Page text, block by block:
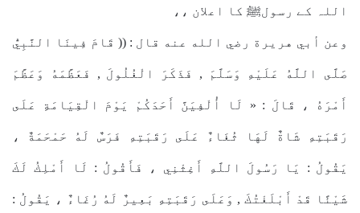
اللہ کے رسولﷺ کا اعلان ،،
وعن أبي هريرة رضي الله عنه قال : (( قَامَ فِينَا النَّبِيُّ
صَلَّى اللَّهُ عَلَيْهِ وَسَلَّمَ , فَذَكَرَ الْغُلُولَ , فَعَظَّمَهُ وَعَظَّمَ
أَمْرَهُ ، قَالَ : « لَا أُلْفِيَنَّ أَحَدَكُمْ يَوْمَ الْقِيَامَةِ عَلَى
رَقَبَتِهِ شَاةٌ لَهَا ثُغَاءٌ عَلَى رَقَبَتِهِ فَرَسٌ لَهُ حَمْحَمَةٌ ،
يَقُولُ : يَا رَسُولَ اللَّهِ أَغِثْنِي ، فَأَقُولُ : لَا أَمْلِكُ لَكَ
شَيْئًا قَدْ أَبْلَغْتُكَ , وَعَلَى رَقَبَتِهِ بَعِيرٌ لَهُ رُغَاءٌ ، يَقُولُ :